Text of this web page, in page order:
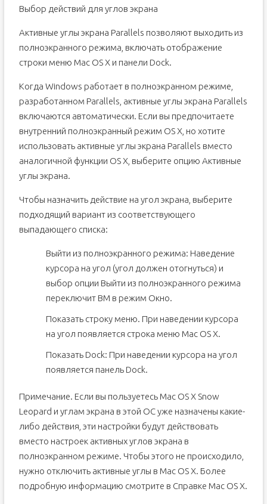
Выбор действий для углов экрана
Активные углы экрана Parallels позволяют выходить из
полноэкранного режима, включать отображение
строки меню Mac OS X и панели Dock.
Когда Windows работает в полноэкранном режиме,
разработанном Parallels, активные углы экрана Parallels
включаются автоматически. Если вы предпочитаете
внутренний полноэкранный режим OS X, но хотите
использовать активные углы экрана Parallels вместо
аналогичной функции OS X, выберите опцию Активные
углы экрана.
Чтобы назначить действие на угол экрана, выберите
подходящий вариант из соответствующего
выпадающего списка:
Выйти из полноэкранного режима: Наведение
курсора на угол (угол должен отогнуться) и
выбор опции Выйти из полноэкранного режима
переключит ВМ в режим Окно.
Показать строку меню. При наведении курсора
на угол появляется строка меню Mac OS X.
Показать Dock: При наведении курсора на угол
появляется панель Dock.
Примечание. Если вы пользуетесь Mac OS X Snow
Leopard и углам экрана в этой ОС уже назначены какие-
либо действия, эти настройки будут действовать
вместо настроек активных углов экрана в
полноэкранном режиме. Чтобы этого не происходило,
нужно отключить активные углы в Mac OS X. Более
подробную информацию смотрите в Справке Mac OS X.